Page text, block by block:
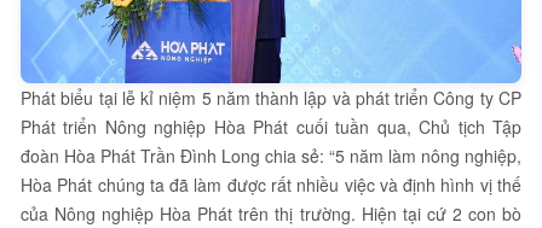
Phát biểu tại lễ kỉ niệm 5 năm thành lập và phát triển Công ty CP
Phát triển Nông nghiệp Hòa Phát cuối tuần qua, Chủ tịch Tập
đoàn Hòa Phát Trần Đình Long chia sẻ: “5 năm làm nông nghiệp,
Hòa Phát chúng ta đã làm được rất nhiều việc và định hình vị thế
của Nông nghiệp Hòa Phát trên thị trường. Hiện tại cứ 2 con bò